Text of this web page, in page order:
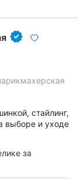
стайлинг,
выборе и уходе
за